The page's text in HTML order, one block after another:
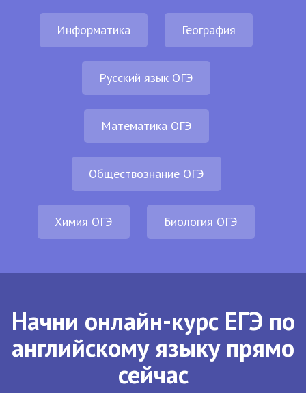
Информатика География
Русский язык ОГЭ
Математика ОГЭ
Обществознание ОГЭ
Химия ОГЭ Биология ОГЭ
Начни онлайн-курс ЕГЭ по
английскому языку прямо
сейчас